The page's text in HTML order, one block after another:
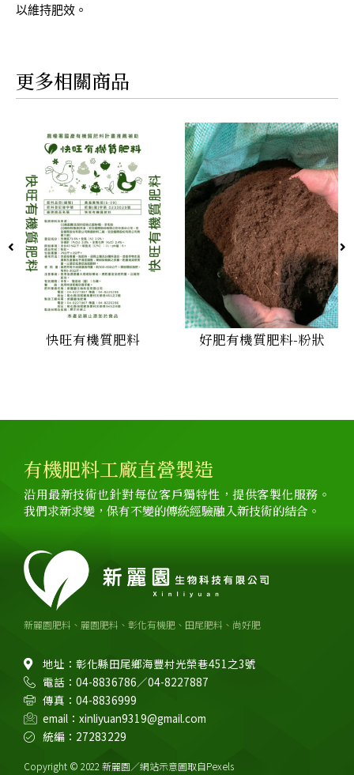
以維持肥效。
更多相關商品
快旺有機質肥料 好肥有機質肥料-粉狀
新麗園肥料、麗園肥料、彰化有機肥、田尾肥料、尚好肥
地址：彰化縣田尾鄉海豐村光榮巷451之3號
電話：04-8836786／04-8227887
傳真：04-8836999
email：xinliyuan9319@gmail.com
統編：27283229
Copyright © 2022 新麗園／網站示意圖取自Pexels
有機肥料工廠直營製造
沿用最新技術也針對每位客戶獨特性，提供客製化服務。
我們求新求變，保有不變的傳統經驗融入新技術的結合。